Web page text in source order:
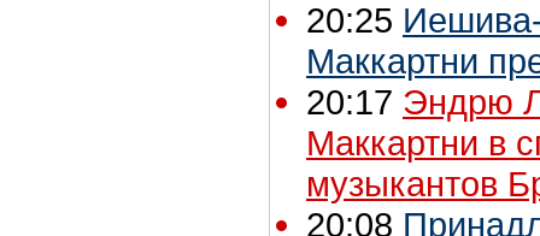
20:25
Маккартни
20:17 Эндрю
Маккартни в
музыкантов
20:08